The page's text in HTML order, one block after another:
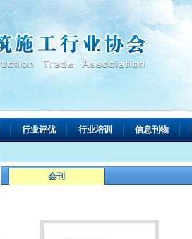
行业评优 行业培训 信息刊物
会刊